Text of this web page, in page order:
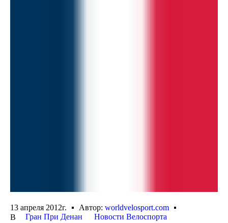
13 апреля 2012г. Автор: worldvelosport.com
В
Гран При Денан
Новости Велоспорта